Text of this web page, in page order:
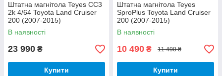
Штатна магнітола Teyes CC3
2k 4/64 Toyota Land Cruiser
200 (2007-2015)
В наявності
23 990 ₴
Купити
Штатна магнітола Teyes
SproPlus Toyota Land Cruiser
200 (2007-2015)
В наявності
10 490 ₴ 11 490 ₴
Купити